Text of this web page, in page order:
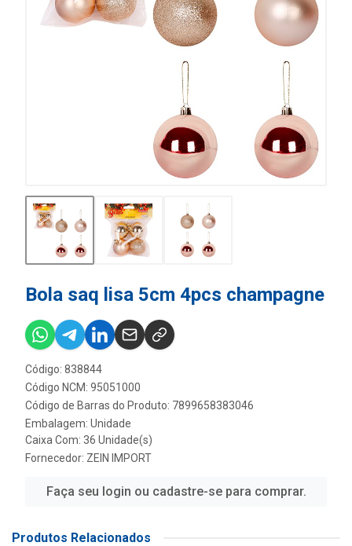
Bola saq lisa 5cm 4pcs champagne
Código: 838844
Código NCM: 95051000
Código de Barras do Produto: 7899658383046
Embalagem: Unidade
Caixa Com: 36 Unidade(s)
Fornecedor: ZEIN IMPORT
Faça seu login ou cadastre-se para comprar.
Produtos Relacionados